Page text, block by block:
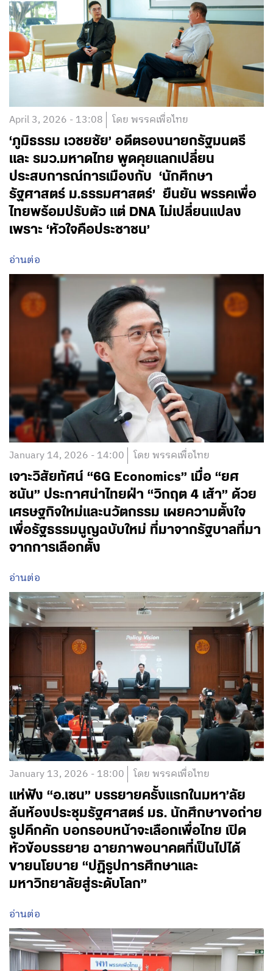
April 3, 2026 - 13:08 โดย พรรคเพื่อไทย
‘ภูมิธรรม เวชยชัย’ อดีตรองนายกรัฐมนตรี
และ รมว.มหาดไทย พูดคุยแลกเปลี่ยน
ประสบการณ์การเมืองกับ ‘นักศึกษา
รัฐศาสตร์ ม.ธรรมศาสตร์’ ยืนยัน พรรคเพื่อ
ไทยพร้อมปรับตัว แต่ DNA ไม่เปลี่ยนแปลง
เพราะ ‘หัวใจคือประชาชน’
อ่านต่อ
January 14, 2026 - 14:00 โดย พรรคเพื่อไทย
​​เจาะวิสัยทัศน์ “6G Economics” เมื่อ “ยศ
ชนัน” ประกาศนำไทยฝ่า “วิกฤต 4 เส้า” ด้วย
เศรษฐกิจใหม่และนวัตกรรม เผยความตั้งใจ
เพื่อรัฐธรรมนูญฉบับใหม่ ที่มาจากรัฐบาลที่มา
จากการเลือกตั้ง
อ่านต่อ
January 13, 2026 - 18:00 โดย พรรคเพื่อไทย
แห่ฟัง “อ.เชน” บรรยายครั้งแรกในมหา’ลัย
ล้นห้องประชุมรัฐศาสตร์ มธ. นักศึกษาขอถ่าย
รูปคึกคัก บอกรอบหน้าจะเลือกเพื่อไทย เปิด
หัวข้อบรรยาย ฉายภาพอนาคตที่เป็นไปได้
ขายนโยบาย “ปฏิรูปการศึกษาและ
มหาวิทยาลัยสู่ระดับโลก”
อ่านต่อ